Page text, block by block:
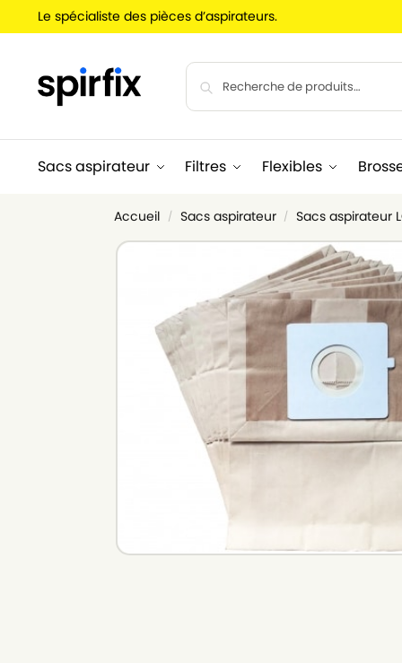
Le spécialiste des pièces d’aspirateurs.
Sacs aspirateur Filtres Flexibles
Accueil / Sacs aspirateur / Sacs aspirateur